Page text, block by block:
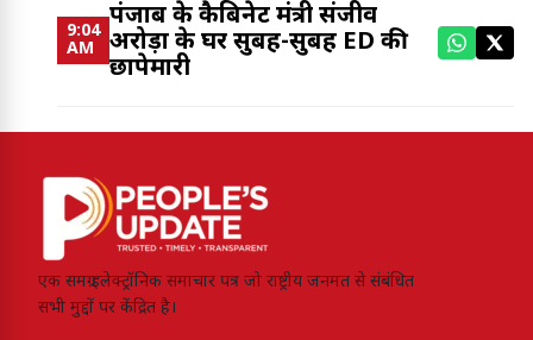
9:04
AM
पंजाब के कैबिनेट मंत्री संजीव
अरोड़ा के घर सुबह-सुबह ED की
छापेमारी
एक समग्र इलेक्ट्रॉनिक समाचार पत्र जो राष्ट्रीय जनमत से संबंधित
सभी मुद्दों पर केंद्रित है।